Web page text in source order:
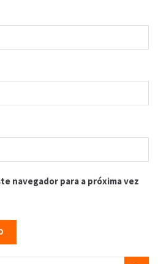
navegador para a próxima vez